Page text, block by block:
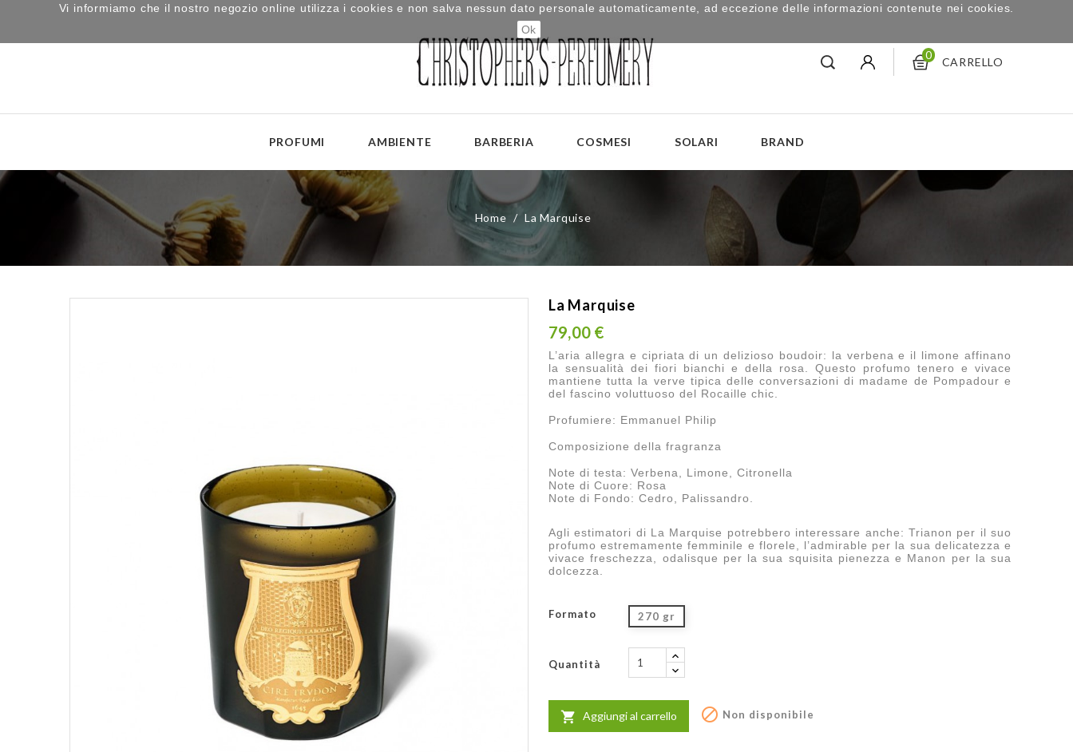
CARRELLO
0
PROFUMI AMBIENTE BARBERIA COSMESI SOLARI BRAND
Home La Marquise
La Marquise
79,00 €
L’aria allegra e cipriata di un delizioso boudoir: la verbena e il limone affinano
la sensualità dei fiori bianchi e della rosa. Questo profumo tenero e vivace
mantiene tutta la verve tipica delle conversazioni di madame de Pompadour e
del fascino voluttuoso del Rocaille chic.
Profumiere: Emmanuel Philip
Composizione della fragranza
Note di testa: Verbena, Limone, Citronella
Note di Cuore: Rosa
Note di Fondo: Cedro, Palissandro.
Agli estimatori di La Marquise potrebbero interessare anche: Trianon per il suo
profumo estremamente femminile e florele, l’admirable per la sua delicatezza e
vivace freschezza, odalisque per la sua squisita pienezza e Manon per la sua
dolcezza.
Formato 270 gr
Quantità
 Aggiungi al carrello  Non disponibile
Vi informiamo che il nostro negozio online utilizza i cookies e non salva nessun dato personale automaticamente, ad eccezione delle informazioni contenute nei cookies.
Ok